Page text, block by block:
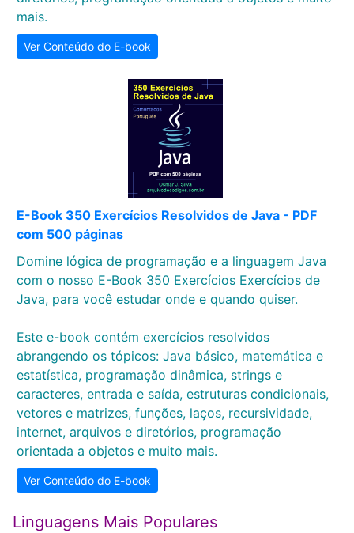
mais.
Ver Conteúdo do E-book
E-Book 350 Exercícios Resolvidos de Java - PDF
com 500 páginas
Domine lógica de programação e a linguagem Java
com o nosso E-Book 350 Exercícios Exercícios de
Java, para você estudar onde e quando quiser.
Este e-book contém exercícios resolvidos
abrangendo os tópicos: Java básico, matemática e
estatística, programação dinâmica, strings e
caracteres, entrada e saída, estruturas condicionais,
vetores e matrizes, funções, laços, recursividade,
internet, arquivos e diretórios, programação
orientada a objetos e muito mais.
Ver Conteúdo do E-book
Linguagens Mais Populares